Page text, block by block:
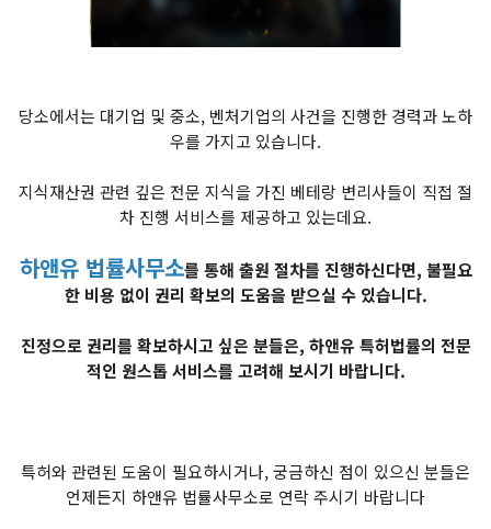
당소에서는 대기업 및 중소, 벤처기업의 사건을 진행한 경력과 노하
우를 가지고 있습니다.
지식재산권 관련 깊은 전문 지식을 가진 베테랑 변리사들이 직접 절
차 진행 서비스를 제공하고 있는데요.
하앤유 법률사무소를 통해 출원 절차를 진행하신다면, 불필요
한 비용 없이 권리 확보의 도움을 받으실 수 있습니다.
진정으로 권리를 확보하시고 싶은 분들은, 하앤유 특허법률의 전문
적인 원스톱 서비스를 고려해 보시기 바랍니다.
특허와 관련된 도움이 필요하시거나, 궁금하신 점이 있으신 분들은
언제든지 하앤유 법률사무소로 연락 주시기 바랍니다